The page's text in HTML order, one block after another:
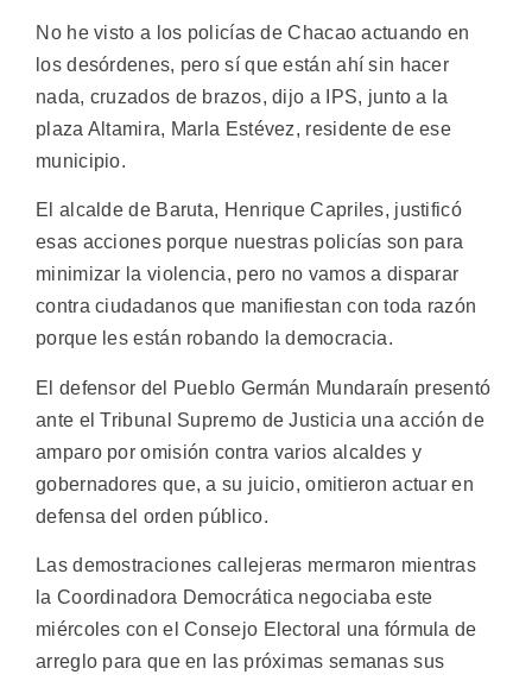
No he visto a los policías de Chacao actuando en
los desórdenes, pero sí que están ahí sin hacer
nada, cruzados de brazos, dijo a IPS, junto a la
plaza Altamira, Marla Estévez, residente de ese
municipio.
El alcalde de Baruta, Henrique Capriles, justificó
esas acciones porque nuestras policías son para
minimizar la violencia, pero no vamos a disparar
contra ciudadanos que manifiestan con toda razón
porque les están robando la democracia.
El defensor del Pueblo Germán Mundaraín presentó
ante el Tribunal Supremo de Justicia una acción de
amparo por omisión contra varios alcaldes y
gobernadores que, a su juicio, omitieron actuar en
defensa del orden público.
Las demostraciones callejeras mermaron mientras
la Coordinadora Democrática negociaba este
miércoles con el Consejo Electoral una fórmula de
arreglo para que en las próximas semanas sus